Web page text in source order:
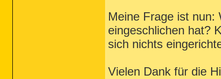
Meine Frage ist nun:
eingeschlichen hat?
sich nichts
Vielen Dank für die